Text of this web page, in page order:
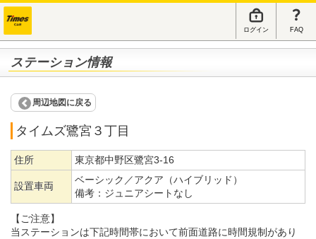
ログイン FAQ
ステーション情報
周辺地図に戻る
タイムズ鷺宮３丁目
住所 東京都中野区鷺宮3-16
設置車両
ベーシック／アクア（ハイブリッド）
備考： ジュニアシートなし
【ご注意】
当ステーションは下記時間帯において前面道路に時間規制があり